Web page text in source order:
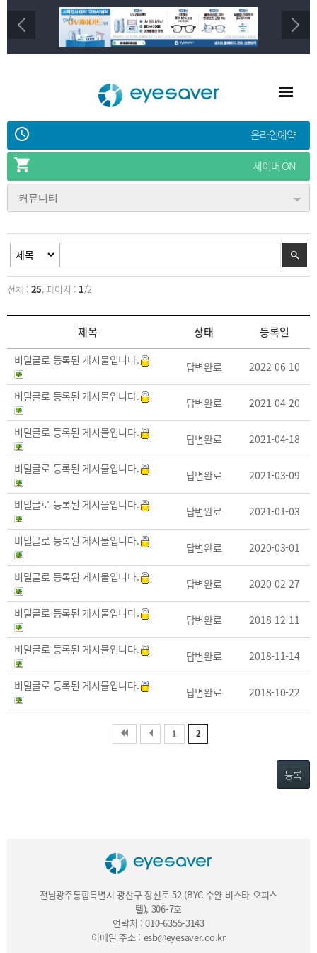
온라인예약
세이버 ON
커뮤니티
전체 : 25, 페이지 : 1/2
제목 상태 등록일
비밀글로 등록된 게시물입니다. 답변완료 2022-06-10
비밀글로 등록된 게시물입니다. 답변완료 2021-04-20
비밀글로 등록된 게시물입니다. 답변완료 2021-04-18
비밀글로 등록된 게시물입니다. 답변완료 2021-03-09
비밀글로 등록된 게시물입니다. 답변완료 2021-01-03
비밀글로 등록된 게시물입니다. 답변완료 2020-03-01
비밀글로 등록된 게시물입니다. 답변완료 2020-02-27
비밀글로 등록된 게시물입니다. 답변완료 2018-12-11
비밀글로 등록된 게시물입니다. 답변완료 2018-11-14
비밀글로 등록된 게시물입니다. 답변완료 2018-10-22
1 2
등록
전남광주통합특별시 광산구 장신로 52 (BYC 수완 비스타 오피스
텔), 306-7호
연락처 : 010-6355-3143
이메일 주소 : esb@eyesaver.co.kr